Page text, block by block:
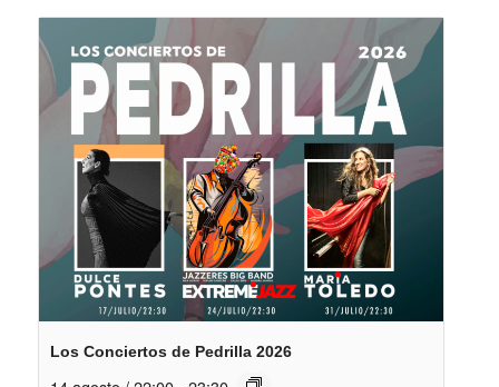
Los Conciertos de Pedrilla 2026